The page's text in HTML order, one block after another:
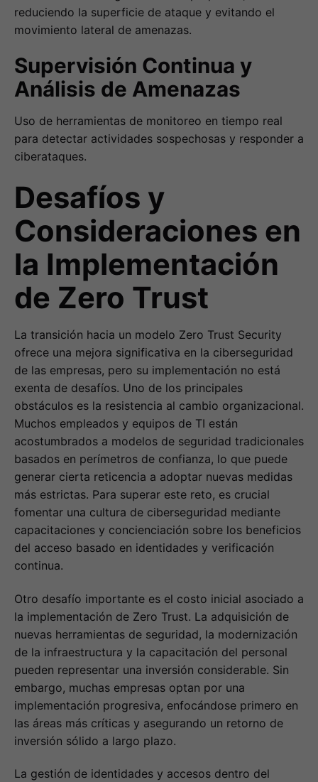
reduciendo la superficie de ataque y evitando el
movimiento lateral de amenazas.
Supervisión Continua y
Análisis de Amenazas
Uso de herramientas de monitoreo en tiempo real
para detectar actividades sospechosas y responder a
ciberataques.
Desafíos y
Consideraciones en
la Implementación
de Zero Trust
La transición hacia un modelo Zero Trust Security
ofrece una mejora significativa en la ciberseguridad
de las empresas, pero su implementación no está
exenta de desafíos. Uno de los principales
obstáculos es la resistencia al cambio organizacional.
Muchos empleados y equipos de TI están
acostumbrados a modelos de seguridad tradicionales
basados en perímetros de confianza, lo que puede
generar cierta reticencia a adoptar nuevas medidas
más estrictas. Para superar este reto, es crucial
fomentar una cultura de ciberseguridad mediante
capacitaciones y concienciación sobre los beneficios
del acceso basado en identidades y verificación
continua.
Otro desafío importante es el costo inicial asociado a
la implementación de Zero Trust. La adquisición de
nuevas herramientas de seguridad, la modernización
de la infraestructura y la capacitación del personal
pueden representar una inversión considerable. Sin
embargo, muchas empresas optan por una
implementación progresiva, enfocándose primero en
las áreas más críticas y asegurando un retorno de
inversión sólido a largo plazo.
La gestión de identidades y accesos dentro del